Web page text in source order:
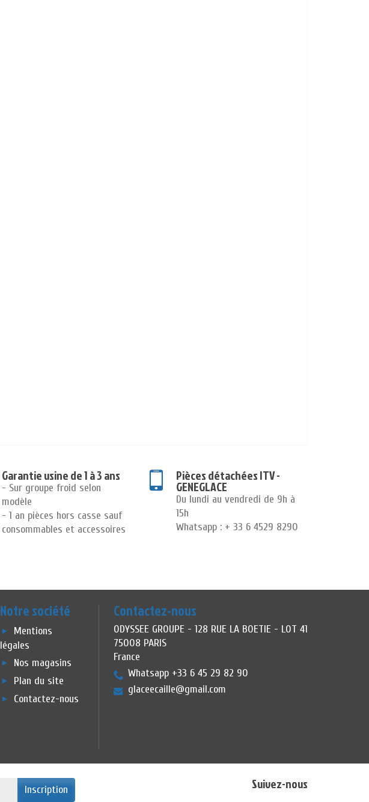
Garantie usine de 1 à 3 ans
- Sur groupe froid selon
modèle
- 1 an pièces hors casse sauf
consommables et accessoires
Pièces détachées ITV -
GENEGLACE
Du lundi au vendredi de 9h à
15h
Whatsapp : + 33 6 4529 8290
Notre société
Mentions
légales
Nos magasins
Plan du site
Contactez-nous
Contactez-nous
ODYSSEE GROUPE - 128 RUE LA BOETIE - LOT 41
75008 PARIS
France
Whatsapp +33 6 45 29 82 90
glaceecaille@gmail.com
Inscription Suivez-nous